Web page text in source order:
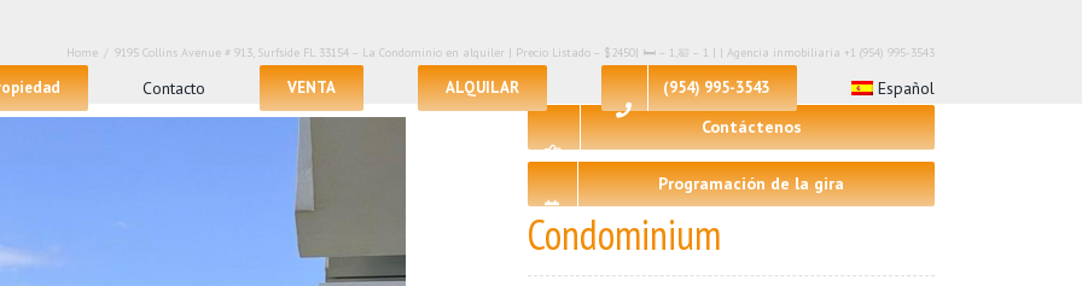
Contacto VENTA ALQUILAR (954) 995-3543 Español
Home / 9195 Collins Avenue # 913, Surfside FL 33154 – La Condominio en alquiler | Precio Listado – $2450| 🛏 – 1,🛀 – 1 | | Agencia inmobiliaria +1 (954) 995-3543
Contáctenos
Programación de la gira
Condominium